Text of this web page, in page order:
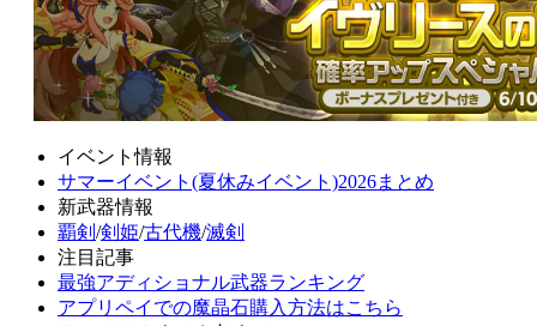
イベント情報
サマーイベント(夏休みイベント)2026まとめ
新武器情報
覇剣 /剣姫/古代機/滅剣
注目記事
最強アディショナル武器ランキング
アプリペイでの魔晶石購入方法はこちら